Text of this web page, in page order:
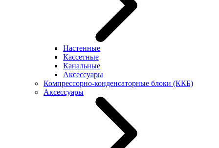
Настенные
Кассетные
Канальные
Аксессуары
Компрессорно-конденсаторные блоки (ККБ)
Аксессуары